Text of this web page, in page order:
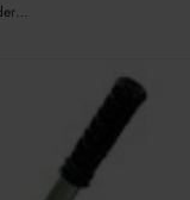
Huren van een Professionele laminaatsnijder / vinylsnijder / laminaatknipper